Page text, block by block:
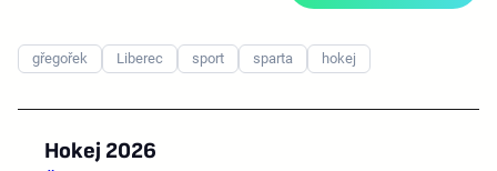
gřegořek Liberec sport sparta hokej
Hokej 2026